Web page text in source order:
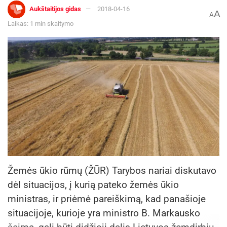
Aukštaitijos gidas
2018-04-16
Laikas: 1 min skaitymo
AA
Žemės ūkio rūmų (ŽŪR) Tarybos nariai diskutavo
dėl situacijos, į kurią pateko žemės ūkio
ministras, ir priėmė pareiškimą, kad panašioje
situacijoje, kurioje yra ministro B. Markausko